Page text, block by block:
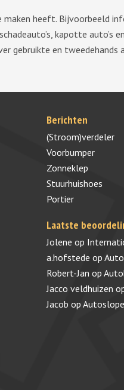
heeft. Bijvoorbeeld
kapotte auto’s en
gebruikte en tweedehands
Berichten
(Stroom)verdeler
Voorbumper
Zonneklep
Stuurhuishoes
Portier
Laatste
Jolene op
a.hofstede op
Robert-Jan op
Jacco veldhuizen
Jacob op